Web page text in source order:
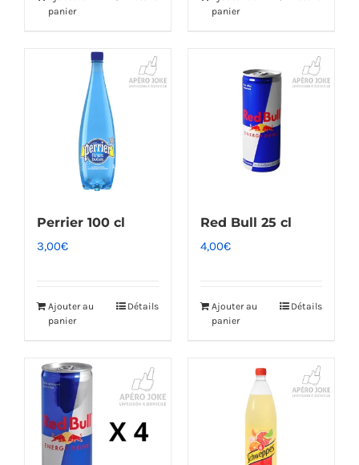
panier
panier
Perrier 100 cl
3,00€
Ajouter au
panier
Détails
Red Bull 25 cl
4,00€
Ajouter au
panier
Détails